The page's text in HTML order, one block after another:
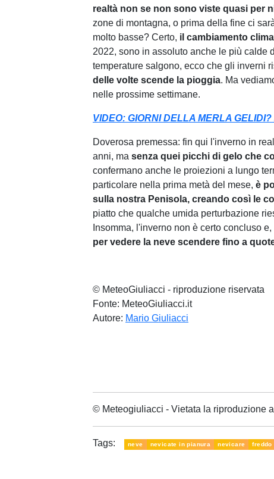
realtà non se non sono viste quasi per
zone di montagna, o prima della fine ci
molto basse? Certo, il cambiamento
2022, sono in assoluto anche le più calde
temperature salgono, ecco che gli inverni
delle volte scende la pioggia. Ma
nelle prossime settimane.
VIDEO: GIORNI DELLA MERLA
Doverosa premessa: fin qui l'inverno in
anni, ma senza quei picchi di gelo che
confermano anche le proiezioni a lungo
particolare nella prima metà del mese, è
sulla nostra Penisola, creando così le
piatto che qualche umida perturbazione
Insomma, l'inverno non è certo concluso
per vedere la neve scendere fino a
© MeteoGiuliacci - riproduzione riservata
Fonte: MeteoGiuliacci.it
Autore: Mario Giuliacci
© Meteogiuliacci - Vietata la riproduzione
Tags: neve nevicate in pianura nevicare freddo